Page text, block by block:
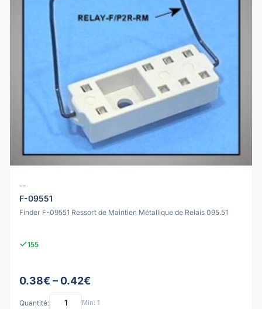
--
F-09551
Finder F-09551 Ressort de Maintien Métallique de Relais 095.51
155
0.38€ – 0.42€
Quantité: Min: 1